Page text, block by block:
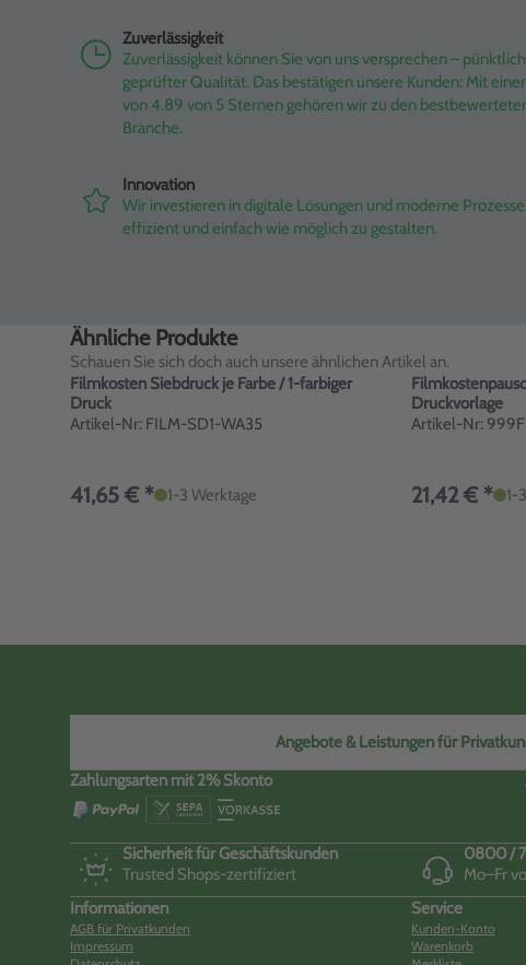
Zuverlässigkeit
Zuverlässigkeit können Sie von uns versprechen –
geprüfter Qualität. Das bestätigen unsere Kunden: Mit
von 4.89 von 5 Sternen gehören wir zu den
Branche.
Innovation
Wir investieren in digitale Lösungen und moderne
effizient und einfach wie möglich zu gestalten.
Ähnliche Produkte
Schauen Sie sich doch auch unsere ähnlichen Artikel an.
Filmkosten Siebdruck je Farbe / 1-farbiger
Druck
Artikel-Nr: FILM-SD1-WA35
41,65 € * 1-3 Werktage
Druckvorlage
Artikel-Nr:
21,42 € * 1-
Angebote & Leistungen für
Zahlungsarten mit 2% Skonto
Sicherheit für Geschäftskunden
Trusted Shops-zertifiziert
0800 /
Mo–Fr
Informationen
AGB für Privatkunden
Impressum
Service
Kunden-Konto
Warenkorb